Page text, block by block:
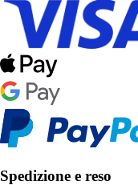
Spedizione e reso